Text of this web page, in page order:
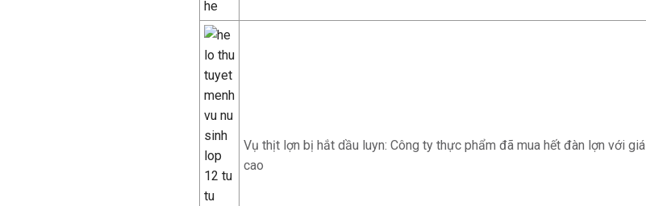
Vụ thịt lợn bị hắt dầu luyn: Công ty thực phẩm đã mua hết đàn lợn với giá
cao